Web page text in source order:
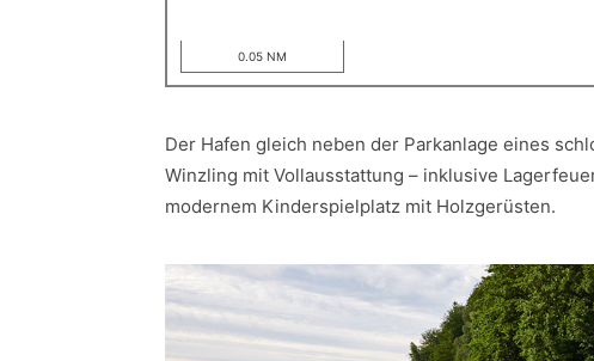
0.05 NM
Der Hafen gleich neben der Parkanlage eines
Winzling mit Vollausstattung – inklusive
modernem Kinderspielplatz mit Holzgerüsten.